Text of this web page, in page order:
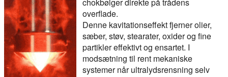
chokbølger direkte på trådens
overflade.
Denne kavitationseffekt fjerner olier,
sæber, støv, stearater, oxider og fine
partikler effektivt og ensartet. I
modsætning til rent mekaniske
systemer når ultralydsrensning selv